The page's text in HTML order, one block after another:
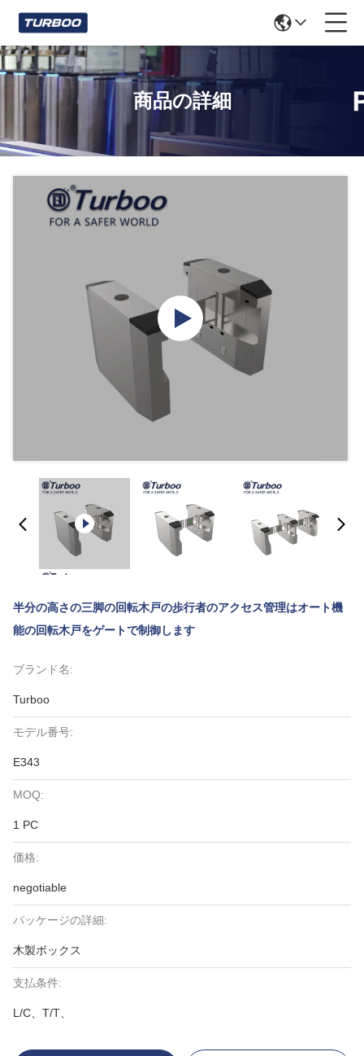
商品の詳細
半分の高さの三脚の回転木戸の歩行者のアクセス管理はオート機
能の回転木戸をゲートで制御します
ブランド名:
Turboo
モデル番号:
E343
MOQ:
1 PC
価格:
negotiable
パッケージの詳細:
木製ボックス
支払条件:
L/C、T/T、